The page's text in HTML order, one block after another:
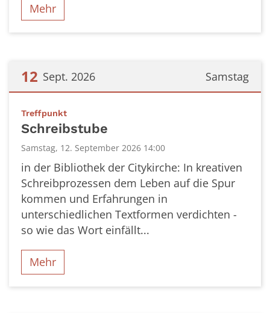
Mehr
Samstag
12 Sept. 2026
Treffpunkt:
Schreibstube
Samstag, 12. September 2026 14:00
in der Bibliothek der Citykirche: In kreativen
Schreibprozessen dem Leben auf die Spur
kommen und Erfahrungen in
unterschiedlichen Textformen verdichten -
so wie das Wort einfällt...
Mehr